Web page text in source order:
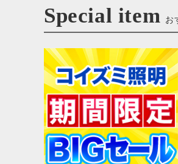
Special item お